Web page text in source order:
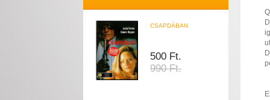
CSAPDÁBAN
500 Ft.
990 Ft.